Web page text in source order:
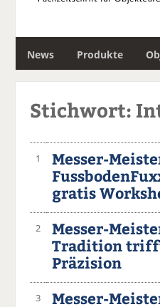
News Produkte
Stichwort:
1
Messer-
gratis
2
Messer-
Tradition
Präzision
3
Messer-